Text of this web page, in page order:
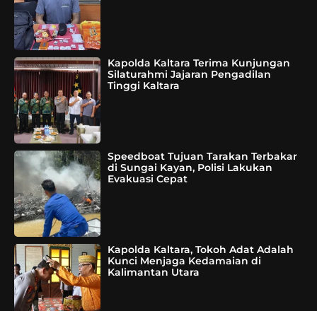
Kapolda Kaltara Terima Kunjungan
Silaturahmi Jajaran Pengadilan
Tinggi Kaltara
Speedboat Tujuan Tarakan Terbakar
di Sungai Kayan, Polisi Lakukan
Evakuasi Cepat
Kapolda Kaltara, Tokoh Adat Adalah
Kunci Menjaga Kedamaian di
Kalimantan Utara